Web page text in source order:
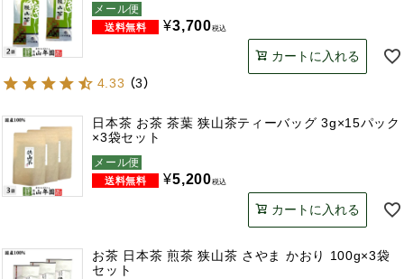
メール便
¥3,700税込
カートに入れる
4.33 （3）
日本茶 お茶 茶葉 狭山茶ティーバッグ 3g×15パック
×3袋セット
メール便
¥5,200税込
カートに入れる
お茶 日本茶 煎茶 狭山茶 さやま かおり 100g×3袋
セット